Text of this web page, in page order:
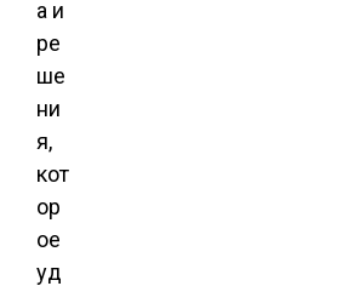
а и
ре
ше
ни
я,
кот
ор
ое
уд